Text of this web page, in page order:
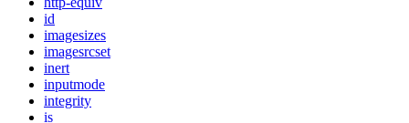
id
imagesizes
imagesrcset
inert
inputmode
integrity
is